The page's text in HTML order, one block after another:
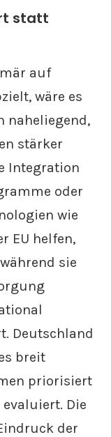
statt
auf
wäre es
naheliegend,
stärker
Integration
oder
wie
EU helfen,
sie
Deutschland
breit
priorisiert
Die
der